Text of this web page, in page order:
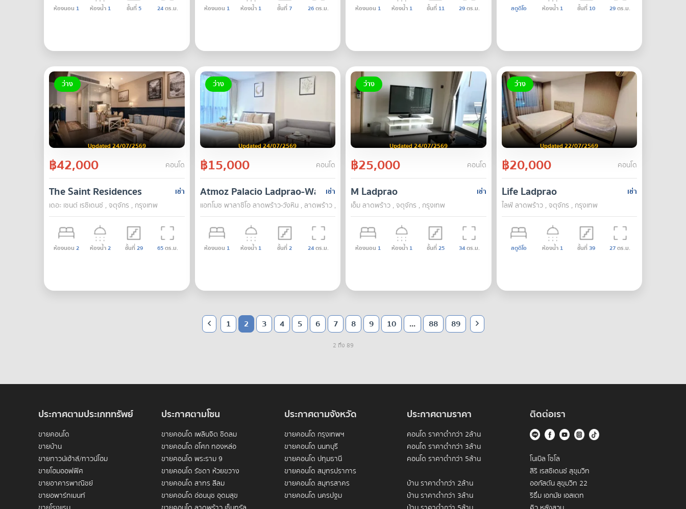
ห้องนอน 1 ห้องน้ำ 1 ชั้นที่5 24ตร.ม. ห้องนอน 1 ห้องน้ำ 1 ชั้นที่7 26ตร.ม. ห้องนอน 1 ห้องน้ำ 1 ชั้นที่ 11 29ตร.ม. สตูดิโอ ห้องน้ำ 1 ชั้นที่ 10 29ตร.ม.
ว่าง
Updated 24/07/2569
฿42,000 คอนโด
เช่า
The Saint Residences
เดอะ เซนต์ เรซิเดนซ์ , จตุจักร , กรุงเทพ
ห้องนอน 2 ห้องน้ำ2 ชั้นที่29 65ตร.ม.
ว่าง
Updated 24/07/2569
฿15,000 คอนโด
เช่า
Atmoz Palacio Ladprao-Wanghin
แอทโมซ พาลาซิโอ ลาดพร้าว-วังหิน , ลาดพร้าว , กรุงเทพ
ห้องนอน 1 ห้องน้ำ 1 ชั้นที่2 24ตร.ม.
ว่าง
Updated 24/07/2569
฿25,000 คอนโด
เช่า
M Ladprao
เอ็ม ลาดพร้าว , จตุจักร , กรุงเทพ
ห้องนอน 1 ห้องน้ำ 1 ชั้นที่25 34ตร.ม.
ว่าง
Updated 22/07/2569
฿20,000 คอนโด
เช่า
Life Ladprao
ไลฟ์ ลาดพร้าว , จตุจักร , กรุงเทพ
สตูดิโอ ห้องน้ำ 1 ชั้นที่39 27ตร.ม.
1 2 3 4 5 6 7 8 9 10 ... 88 89
2 ถึง 89
ประกาศตามประเภททรัพย์
ขายคอนโด
ขายบ้าน
ขายทาวน์เฮ้าส์/ทาวน์โฮม
ขายโฮมออฟฟิศ
ขายอาคารพาณิชย์
ขายอพาร์ทเมนท์
ประกาศตามโซน
ขายคอนโด เพลินจิต ชิดลม
ขายคอนโด อโศก ทองหล่อ
ขายคอนโด พระราม 9
ขายคอนโด รัชดา ห้วยขวาง
ขายคอนโด สาทร สีลม
ขายคอนโด อ่อนนุช อุดมสุข
ประกาศตามจังหวัด
ขายคอนโด กรุงเทพฯ
ขายคอนโด นนทบุรี
ขายคอนโด ปทุมธานี
ขายคอนโด สมุทรปราการ
ขายคอนโด สมุทรสาคร
ขายคอนโด นครปฐม
ประกาศตามราคา
คอนโด ราคาต่ำกว่า 2ล้าน
คอนโด ราคาต่ำกว่า 3ล้าน
คอนโด ราคาต่ำกว่า 5ล้าน
บ้าน ราคาต่ำกว่า 2ล้าน
บ้าน ราคาต่ำกว่า 3ล้าน
ติดต่อเรา
โนเบิล โซโล
สิริ เรสซิเดนซ์ สุขุมวิท
ออกัสตัน สุขุมวิท 22
ริธึ่ม เอกมัย เอสเตท